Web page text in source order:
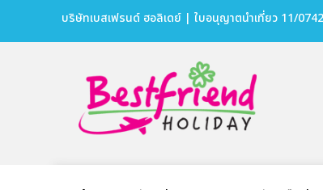
บริษัทเบสเฟรนด์ ฮอลิเดย์ | ใบอนุญาตนำเที่ยว 11/